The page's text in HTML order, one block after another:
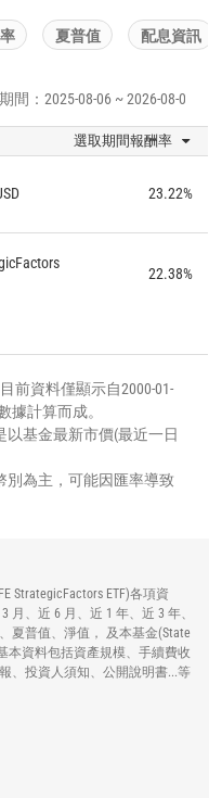
夏普值 配息資訊
間：2025-08-06 ~ 2026-08-06
選取期間報酬率
23.22%
22.38%
前資料僅顯示自2000-01-
據計算而成。
以基金最新市價(最近一日
別為主，可能因匯率導致
StrategicFactors ETF)各項資
月、近 6 月、近 1 年、近 3 年、
夏普值、淨值， 及本基金(State
基本資料包括資產規模、手續費收
、投資人須知、公開說明書...等